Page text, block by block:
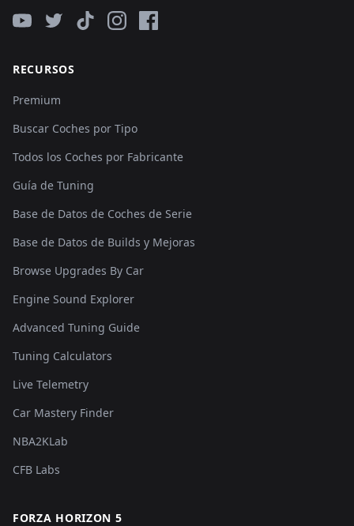
RECURSOS
Premium
Buscar Coches por Tipo
Todos los Coches por Fabricante
Guía de Tuning
Base de Datos de Coches de Serie
Base de Datos de Builds y Mejoras
Browse Upgrades By Car
Engine Sound Explorer
Advanced Tuning Guide
Tuning Calculators
Live Telemetry
Car Mastery Finder
NBA2KLab
CFB Labs
FORZA HORIZON 5